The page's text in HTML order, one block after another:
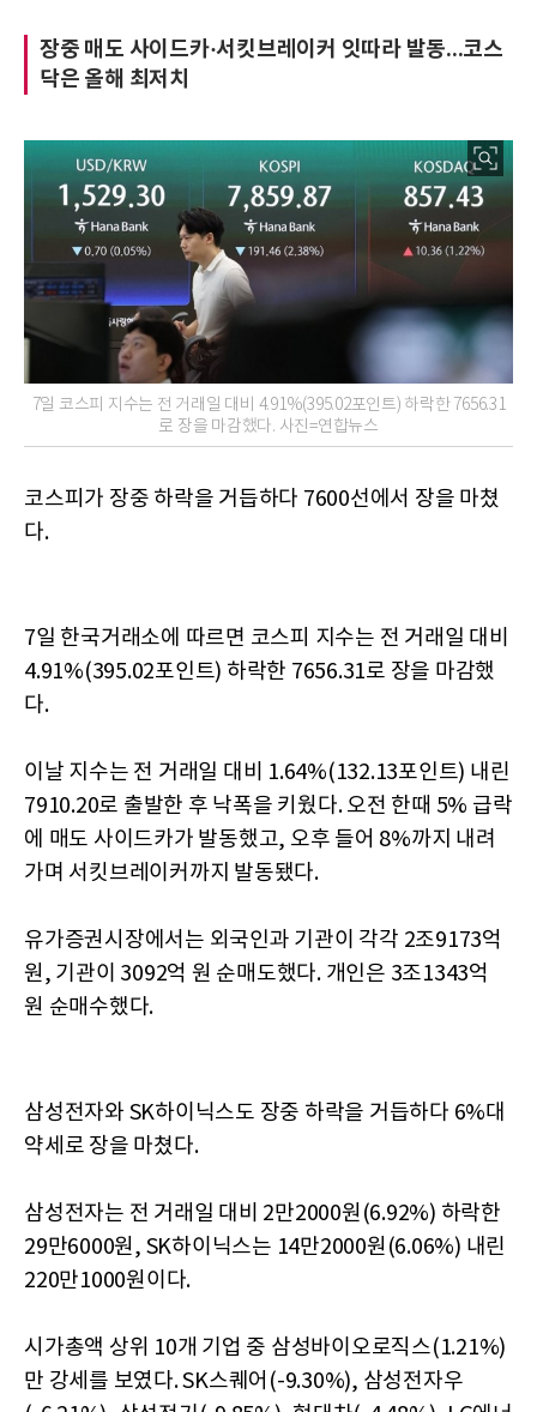
장중 매도 사이드카·서킷브레이커 잇따라 발동...코스
닥은 올해 최저치
7일 코스피 지수는 전 거래일 대비 4.91%(395.02포인트) 하락한 7656.31
로 장을 마감했다. 사진=연합뉴스
코스피가 장중 하락을 거듭하다 7600선에서 장을 마쳤
다.
7일 한국거래소에 따르면 코스피 지수는 전 거래일 대비
4.91%(395.02포인트) 하락한 7656.31로 장을 마감했
다.
이날 지수는 전 거래일 대비 1.64%(132.13포인트) 내린
7910.20로 출발한 후 낙폭을 키웠다. 오전 한때 5% 급락
에 매도 사이드카가 발동했고, 오후 들어 8%까지 내려
가며 서킷브레이커까지 발동됐다.
유가증권시장에서는 외국인과 기관이 각각 2조9173억
원, 기관이 3092억 원 순매도했다. 개인은 3조1343억
원 순매수했다.
삼성전자와 SK하이닉스도 장중 하락을 거듭하다 6%대
약세로 장을 마쳤다.
삼성전자는 전 거래일 대비 2만2000원(6.92%) 하락한
29만6000원, SK하이닉스는 14만2000원(6.06%) 내린
220만1000원이다.
시가총액 상위 10개 기업 중 삼성바이오로직스(1.21%)
만 강세를 보였다. SK스퀘어(-9.30%), 삼성전자우